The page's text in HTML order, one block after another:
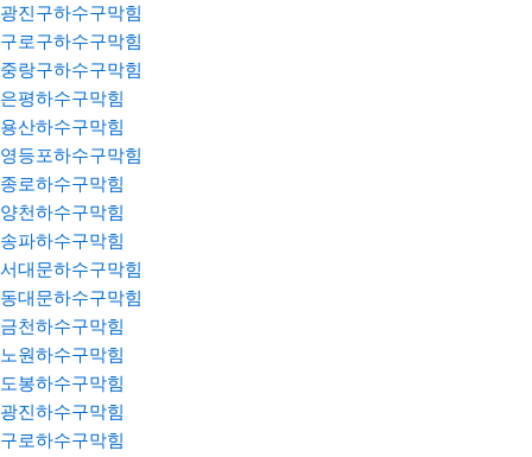
광진구하수구막힘
구로구하수구막힘
중랑구하수구막힘
은평하수구막힘
용산하수구막힘
영등포하수구막힘
종로하수구막힘
양천하수구막힘
송파하수구막힘
서대문하수구막힘
동대문하수구막힘
금천하수구막힘
노원하수구막힘
도봉하수구막힘
광진하수구막힘
구로하수구막힘